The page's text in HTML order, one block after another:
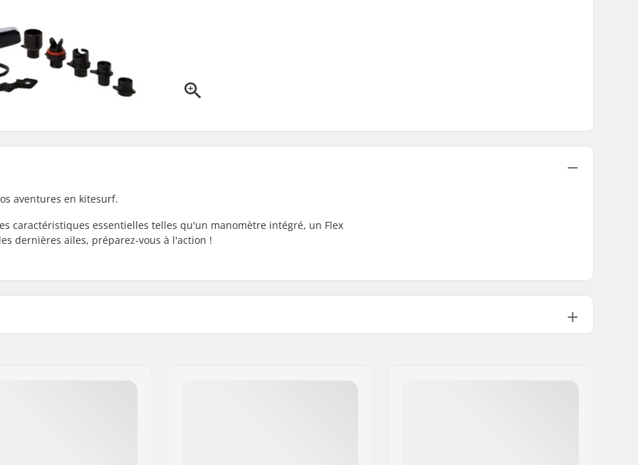
aventures en kitesurf.
caractéristiques essentielles telles qu'un manomètre intégré, un Flex
dernières ailes, préparez-vous à l'action !